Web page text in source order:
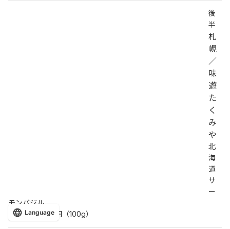
後
半
札
幌
／
味
遊
た
く
み
や
北
海
道
サ
ー
モンバジル
・・・・1,296円（100g）
Language